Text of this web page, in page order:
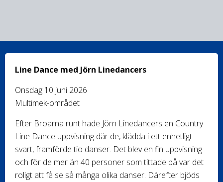
Line Dance med Jörn Linedancers
Onsdag 10 juni 2026
Multimek-området
Efter Broarna runt hade Jörn Linedancers en Country
Line Dance uppvisning där de, klädda i ett enhetligt
svart, framförde tio danser. Det blev en fin uppvisning
och för de mer än 40 personer som tittade på var det
roligt att få se så många olika danser. Därefter bjöds